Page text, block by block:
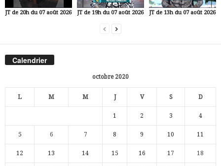
JT de 20h du 07 août 2026 JT de 19h du 07 août 2026 JT de 13h du 07 août 2026
Calendrier
octobre 2020
L M M J V S D
1 2 3 4
5 6 7 8 9 10 11
12 13 14 15 16 17 18